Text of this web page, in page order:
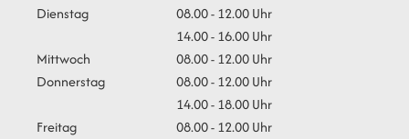
Dienstag
08.00 - 12.00 Uhr
14.00 - 16.00 Uhr
Mittwoch
08.00 - 12.00 Uhr
Donnerstag
08.00 - 12.00 Uhr
14.00 - 18.00 Uhr
Freitag
08.00 - 12.00 Uhr